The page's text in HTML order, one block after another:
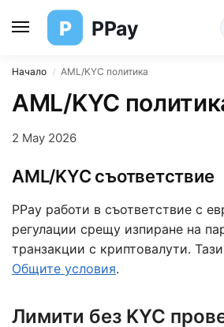
P PPay
Начало / AML/KYC политика
AML/KYC
2 May 2026
AML/KYC съответствие
PPay работи в съответствие с
регулации срещу изпиране на
транзакции с криптовалути.
Общите условия.
Лимити без KYC